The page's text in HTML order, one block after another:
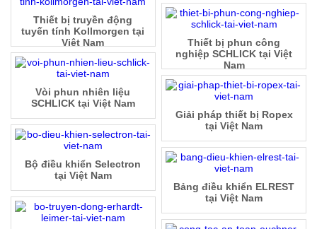
Thiết bị truyền động
tuyến tính Kollmorgen tại
Việt Nam
Thiết bị phun công
nghiệp SCHLICK tại Việt
Nam
Vòi phun nhiên liệu
SCHLICK tại Việt Nam
Giải pháp thiết bị Ropex
tại Việt Nam
Bộ điều khiển Selectron
tại Việt Nam
Bảng điều khiển ELREST
tại Việt Nam